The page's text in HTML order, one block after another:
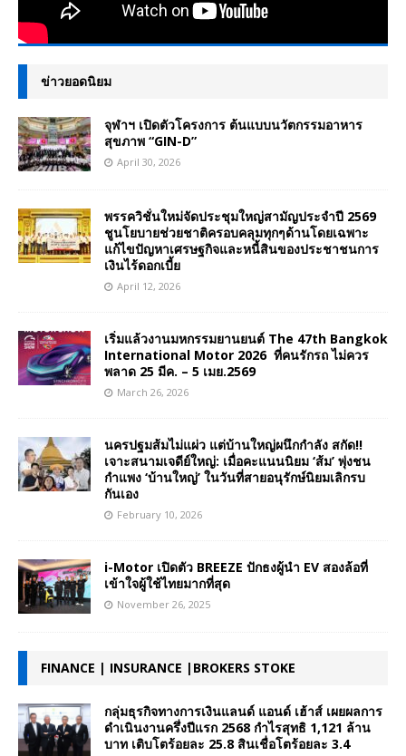
ข่าวยอดนิยม
จุฬาฯ เปิดตัวโครงการ ต้นแบบนวัตกรรมอาหาร
สุขภาพ “GIN-D”
April 30, 2026
พรรควิชั่นใหม่จัดประชุมใหญ่สามัญประจำปี 2569
ชูนโยบายช่วยชาติครอบคลุมทุกๆด้านโดยเฉพาะ
แก้ไขปัญหาเศรษฐกิจและหนี้สินของประชาชนการ
เงินไร้ดอกเบี้ย
April 12, 2026
เริ่มแล้วงานมหกรรมยานยนต์ The 47th Bangkok
International Motor 2026 ที่คนรักรถ ไม่ควร
พลาด 25 มีค. – 5 เมย.2569
March 26, 2026
นครปฐมส้มไม่แผ่ว แต่บ้านใหญ่ผนึกกำลัง สกัด!!
เจาะสนามเจดีย์ใหญ่: เมื่อคะแนนนิยม ‘ส้ม’ พุ่งชน
กำแพง ‘บ้านใหญ่’ ในวันที่สายอนุรักษ์นิยมเลิกรบ
กันเอง
February 10, 2026
i-Motor เปิดตัว BREEZE ปักธงผู้นำ EV สองล้อที่
เข้าใจผู้ใช้ไทยมากที่สุด
November 26, 2025
FINANCE | INSURANCE |BROKERS STOKE
กลุ่มธุรกิจทางการเงินแลนด์ แอนด์ เฮ้าส์ เผยผลการ
ดำเนินงานครึ่งปีแรก 2568 กำไรสุทธิ 1,121 ล้าน
บาท เติบโตร้อยละ 25.8 สินเชื่อโตร้อยละ 3.4